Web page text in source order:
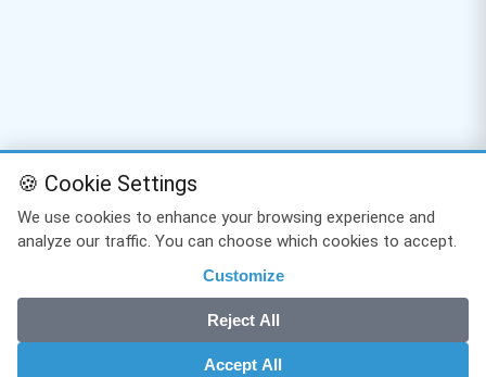
🍪 Cookie Settings
We use cookies to enhance your browsing experience and
analyze our traffic. You can choose which cookies to accept.
Customize
Reject All
Accept All